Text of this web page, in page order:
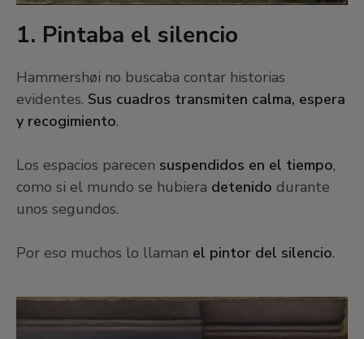
1. Pintaba el silencio
Hammershøi no buscaba contar historias
evidentes. Sus cuadros transmiten calma, espera
y recogimiento.
Los espacios parecen suspendidos en el tiempo,
como si el mundo se hubiera detenido durante
unos segundos.
Por eso muchos lo llaman el pintor del silencio.